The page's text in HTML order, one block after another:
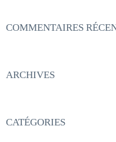
COMMENTAIRES
ARCHIVES
CATÉGORIES